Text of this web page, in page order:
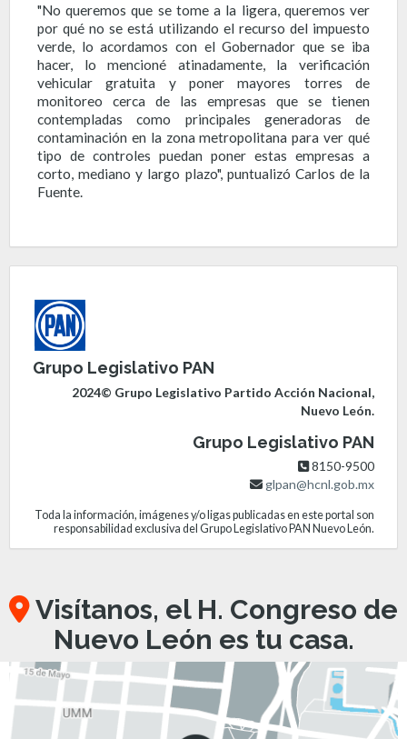
"No queremos que se tome a la ligera, queremos ver
por qué no se está utilizando el recurso del impuesto
verde, lo acordamos con el Gobernador que se iba
hacer, lo mencioné atinadamente, la verificación
vehicular gratuita y poner mayores torres de
monitoreo cerca de las empresas que se tienen
contempladas como principales generadoras de
contaminación en la zona metropolitana para ver qué
tipo de controles puedan poner estas empresas a
corto, mediano y largo plazo", puntualizó Carlos de la
Fuente.
Grupo Legislativo PAN
2024© Grupo Legislativo Partido Acción Nacional,
Nuevo León.
Grupo Legislativo PAN
8150-9500
glpan@hcnl.gob.mx
Toda la información, imágenes y/o ligas publicadas en este portal son
responsabilidad exclusiva del Grupo Legislativo PAN Nuevo León.
Visítanos, el H. Congreso de
Nuevo León es tu casa.